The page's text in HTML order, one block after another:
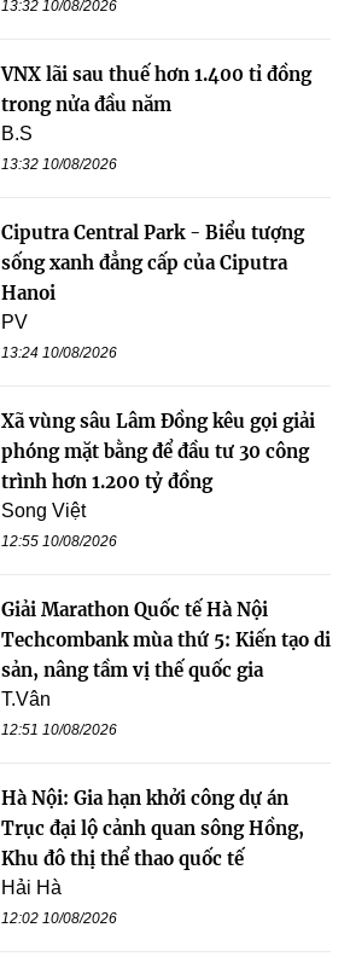
13:32 10/08/2026
VNX lãi sau thuế hơn 1.400 tỉ đồng
trong nửa đầu năm
B.S
13:32 10/08/2026
Ciputra Central Park - Biểu tượng
sống xanh đẳng cấp của Ciputra
Hanoi
PV
13:24 10/08/2026
Xã vùng sâu Lâm Đồng kêu gọi giải
phóng mặt bằng để đầu tư 30 công
trình hơn 1.200 tỷ đồng
Song Việt
12:55 10/08/2026
Giải Marathon Quốc tế Hà Nội
Techcombank mùa thứ 5: Kiến tạo di
sản, nâng tầm vị thế quốc gia
T.Vân
12:51 10/08/2026
Hà Nội: Gia hạn khởi công dự án
Trục đại lộ cảnh quan sông Hồng,
Khu đô thị thể thao quốc tế
Hải Hà
12:02 10/08/2026